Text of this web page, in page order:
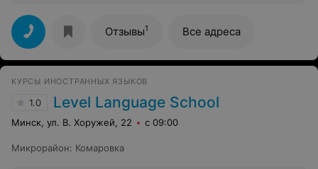
замотивируют вас продолжить курс и записаться на
еще один!
Отзывы1 Все адреса
КУРСЫ ИНОСТРАННЫХ ЯЗЫКОВ
1.0 Level Language School
Минск, ул. В. Хоружей, 22 с 09:00
Микрорайон: Комаровка